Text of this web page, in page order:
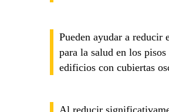
Pueden ayudar a reducir
para la salud en los pisos
edificios con cubiertas